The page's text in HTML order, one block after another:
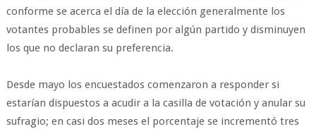
conforme se acerca el día de la elección generalmente los
votantes probables se definen por algún partido y disminuyen
los que no declaran su preferencia.
Desde mayo los encuestados comenzaron a responder si
estarían dispuestos a acudir a la casilla de votación y anular su
sufragio; en casi dos meses el porcentaje se incrementó tres